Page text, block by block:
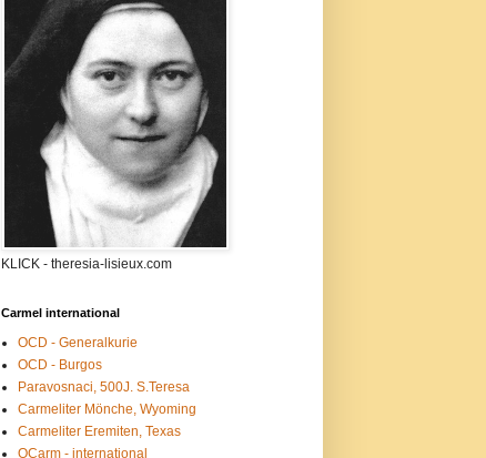
KLICK - theresia-lisieux.com
Carmel international
OCD - Generalkurie
OCD - Burgos
Paravosnaci, 500J. S.Teresa
Carmeliter Mönche, Wyoming
Carmeliter Eremiten, Texas
OCarm - international